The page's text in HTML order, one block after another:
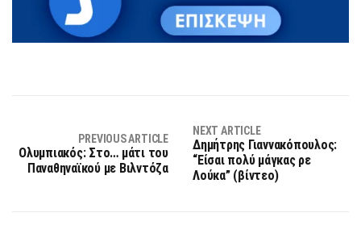
PREVIOUS ARTICLE
Ολυμπιακός: Στο… μάτι του
Παναθηναϊκού με Βιλντόζα
NEXT ARTICLE
Δημήτρης Γιαννακόπουλος:
“Είσαι πολύ μάγκας ρε
Λούκα” (βίντεο)